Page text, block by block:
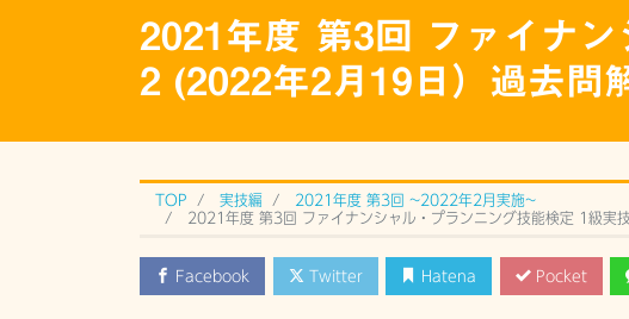
2021年度 第3回 ファイナ
2 (2022年2月19日）過去問
TOP 実技編
2021年度 第3回 ~2022年2月実施~
2021年度 第3回 ファイナンシャル・プランニング技能検定 1級
Facebook Twitter Hatena Pocket